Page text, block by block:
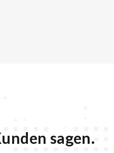
sagen.